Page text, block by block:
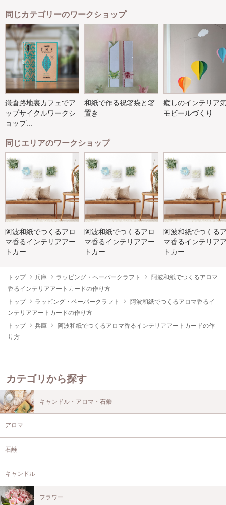
同じカテゴリーのワークショップ
鎌倉路地裏カフェでア
ップサイクルワークシ
ョップ...
和紙で作る祝箸袋と箸
置き
癒しのインテリア
モビールづくり
同じエリアのワークショップ
阿波和紙でつくるアロ
マ香るインテリアアー
トカー...
阿波和紙でつくるアロ
マ香るインテリアアー
トカー...
阿波和紙でつくる
マ香るインテリア
トカー...
トップ 兵庫 ラッピング・ペーパークラフト
阿波和紙でつくるアロマ
香るインテリアアートカードの作り方
トップ
ラッピング・ペーパークラフト
阿波和紙でつくるアロマ香るイ
ンテリアアートカードの作り方
トップ
兵庫
阿波和紙でつくるアロマ香るインテリアアートカードの作
り方
カテゴリから探す
キャンドル・アロマ・石鹸
アロマ
石鹸
キャンドル
フラワー